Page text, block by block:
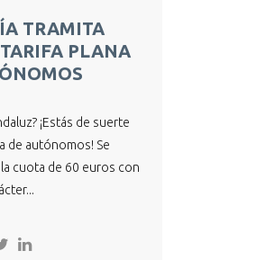
TRAMITA
PLANA
¡Estás de suerte
de autónomos! Se
cuota de 60 euros con